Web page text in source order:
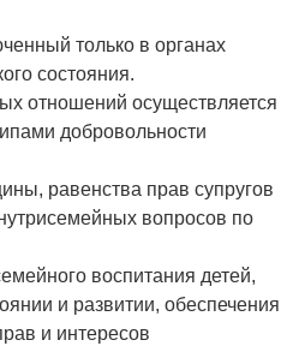
только в органах
состояния.
отношений осуществляется
добровольности
равенства прав супругов
вопросов по
воспитания детей,
и развитии, обеспечения
и интересов